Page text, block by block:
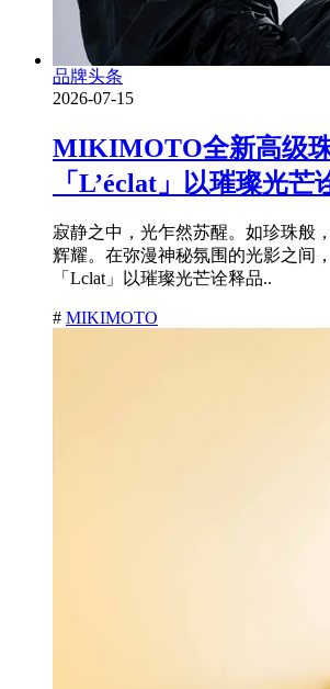
品牌头条
2026-07-15
MIKIMOTO全新高级
「L’éclat」以璀璨光
寂静之中，光乍然苏醒。如珍珠般
辉耀。在弥漫神秘氛围的光影之间
「Lclat」以璀璨光芒诠释品..
# MIKIMOTO